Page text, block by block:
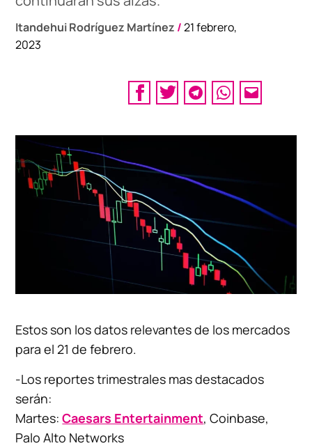
Itandehui Rodríguez Martínez / 21 febrero,
2023
Estos son los datos relevantes de los mercados
para el 21 de febrero.
-Los reportes trimestrales mas destacados
serán:
Martes:Caesars Entertainment, Coinbase,
Palo Alto Networks